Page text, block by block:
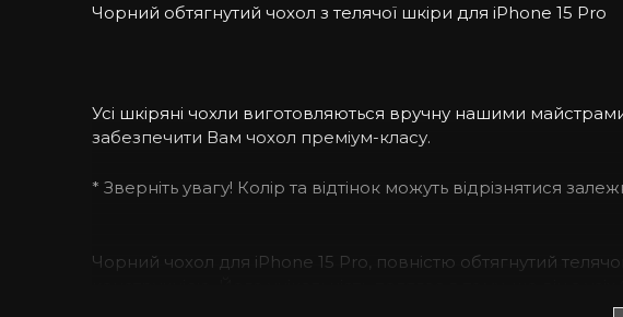
Чорний обтягнутий чохол з телячої шкіри для iPhone 15 Pro
Усі шкіряні чохли виготовляються вручну нашими
забезпечити Вам чохол преміум-класу.
* Зверніть увагу! Колір та відтінок можуть відрізнятися
Чорний чохол для iPhone 15 Pro , повністю обтягнутий